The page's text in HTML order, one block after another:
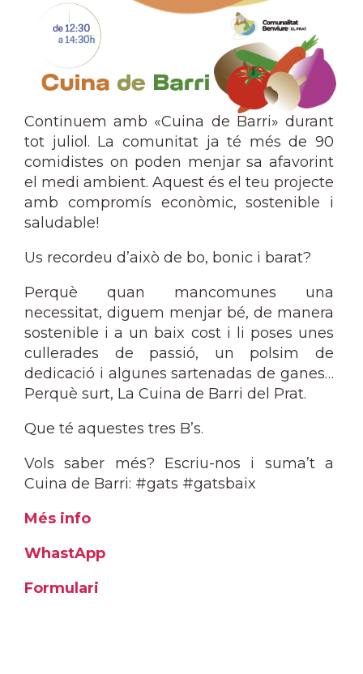
Continuem amb «Cuina de Barri» durant
tot juliol. La comunitat ja té més de 90
comidistes on poden menjar sa afavorint
el medi ambient. Aquest és el teu projecte
amb compromís econòmic, sostenible i
saludable!
Us recordeu d’això de bo, bonic i barat?
Perquè quan mancomunes una
necessitat, diguem menjar bé, de manera
sostenible i a un baix cost i li poses unes
cullerades de passió, un polsim de
dedicació i algunes sartenadas de ganes…
Perquè surt, La Cuina de Barri del Prat.
Que té aquestes tres B’s.
Vols saber més? Escriu-nos i suma’t a
Cuina de Barri: #gats #gatsbaix
Més info
WhastApp
Formulari